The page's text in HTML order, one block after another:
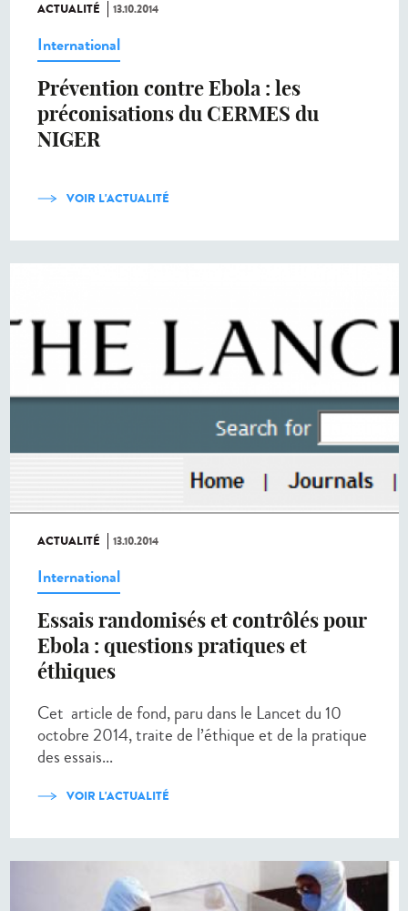
ACTUALITÉ 13.10.2014
International
Prévention contre Ebola : les
préconisations du CERMES du
NIGER
VOIR L'ACTUALITÉ
ACTUALITÉ 13.10.2014
International
Essais randomisés et contrôlés pour
Ebola : questions pratiques et
éthiques
Cet article de fond, paru dans le Lancet du 10
octobre 2014, traite de l’éthique et de la pratique
des essais...
VOIR L'ACTUALITÉ